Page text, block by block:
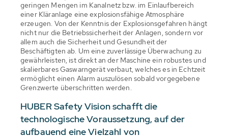
geringen Mengen im Kanalnetz bzw. im Einlaufbereich
einer Kläranlage eine explosionsfähige Atmosphäre
erzeugen. Von der Kenntnis der Explosionsgefahren hängt
nicht nur die Betriebssicherheit der Anlagen, sondern vor
allem auch die Sicherheit und Gesundheit der
Beschäftigten ab. Um eine zuverlässige Überwachung zu
gewährleisten, ist direkt an der Maschine ein robustes und
skalierbares Gaswarngerät verbaut, welches es in Echtzeit
ermöglicht einen Alarm auszulösen sobald vorgegebene
Grenzwerte überschritten werden.
HUBER Safety Vision schafft die
technologische Voraussetzung, auf der
aufbauend eine Vielzahl von